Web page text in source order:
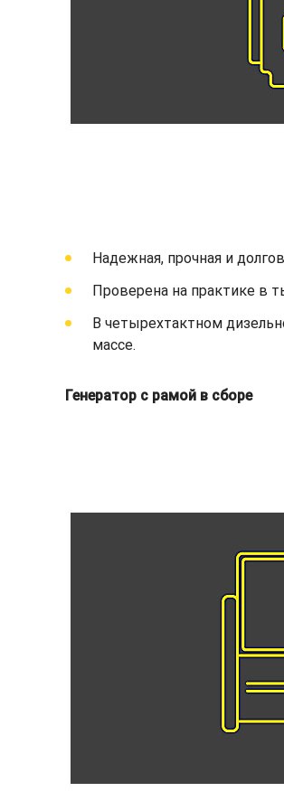
Надежная, прочная и
Проверена на практике в
В четырехтактном
массе.
Генератор с рамой в сборе